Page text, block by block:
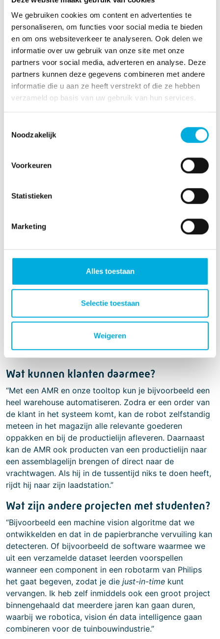
We gebruiken cookies om content en advertenties te
personaliseren, om functies voor social media te bieden
en om ons websiteverkeer te analyseren. Ook delen we
informatie over uw gebruik van onze site met onze
partners voor social media, adverteren en analyse. Deze
partners kunnen deze gegevens combineren met andere
informatie die u aan ze heeft verstrekt of die ze hebben
verzameld op basis van uw gebruik van hun services.
Noodzakelijk
Voorkeuren
Statistieken
Marketing
Alles toestaan
Selectie toestaan
Weigeren
de robot nu zelfstandig bepalen langs welke weg hij
een kratje op hoogte X ophaalt bij stelling A, en neerzet
op hoogte Y bij stelling B. Er is nu al veel animo voor
deze technologie.”
Fotografie: Linh Kruger.
Wat kunnen klanten daarmee?
“Met een AMR en onze tooltop kun je bijvoorbeeld een
heel warehouse automatiseren. Zodra er een order van
de klant in het systeem komt, kan de robot zelfstandig
meteen in het magazijn alle relevante goederen
oppakken en bij de productielijn afleveren. Daarnaast
kan de AMR ook producten van een productielijn naar
een assemblagelijn brengen of direct naar de
vrachtwagen. Als hij in de tussentijd niks te doen heeft,
rijdt hij naar zijn laadstation.”
Wat zijn andere projecten met studenten?
“Bijvoorbeeld een machine vision algoritme dat we
ontwikkelden en dat in de papierbranche vervuiling kan
detecteren. Of bijvoorbeeld de software waarmee we
uit een verzamelde dataset leerden voorspellen
wanneer een component in een robotarm van Philips
het gaat begeven, zodat je die just-in-time kunt
vervangen. Ik heb zelf inmiddels ook een groot project
binnengehaald dat meerdere jaren kan gaan duren,
waarbij we robotica, vision én data intelligence gaan
combineren voor de tuinbouwindustrie.”